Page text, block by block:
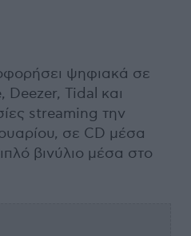
ψηφιακά σε
Tidal και
streaming την
σε CD μέσα
βινύλιο μέσα στο